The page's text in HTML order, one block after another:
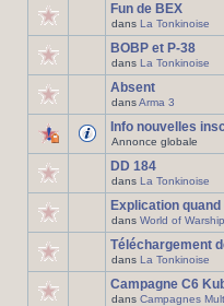
Fun de BEX
dans La Tonkinoise
BOBP et P-38
dans La Tonkinoise
Absent
dansArma 3
Info nouvelles
Annonce globale
DD 184
dans La Tonkinoise
Explication
dans World of
Téléchargement
dans La Tonkinoise
Campagne C6
dans Campagnes